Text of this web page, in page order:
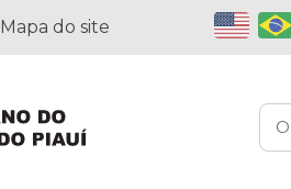
Mapa do site